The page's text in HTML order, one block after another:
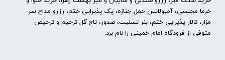
خرما مجلسی، آمبولانس حمل جنازه، پک پذیرایی ختم، رزرو مداح سر
مزار، تالار پذیرایی ختم، بنر تسلیت، صدور، تاج گل ترحیم و ترخیص
متوفی از فرودگاه امام خمینی را نام برد.